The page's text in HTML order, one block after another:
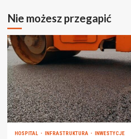
Nie możesz przegapić
HOSPITAL INFRASTRUKTURA INWESTYCJE